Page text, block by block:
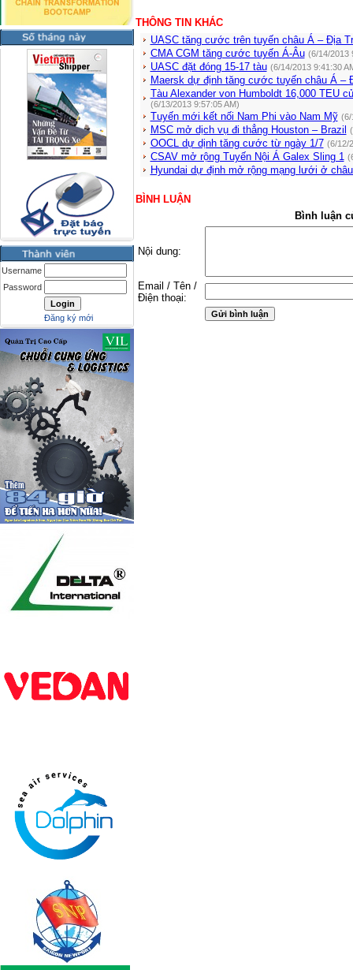
Username
Password
Đăng ký mới
THÔNG TIN KHÁC
UASC tăng cước trên tuyến châu Á – Địa
CMA CGM tăng cước tuyến Á-Âu (6/14/2013
UASC đặt đóng 15-17 tàu (6/14/2013 9:41:30
Maersk dự định tăng cước tuyến châu Á –
Tàu Alexander von Humboldt 16,000 TEU
(6/13/2013 9:57:05 AM)
Tuyến mới kết nối Nam Phi vào Nam Mỹ (6/
MSC mở dịch vụ đi thẳng Houston – Brazil
OOCL dự dịnh tăng cước từ ngày 1/7 (6/12/
CSAV mở rộng Tuyến Nội Á Galex Sling 1
Hyundai dự định mở rộng mạng lưới ở
BÌNH LUẬN
Bình luận
Nội dung:
Email / Tên /
Điện thoại: